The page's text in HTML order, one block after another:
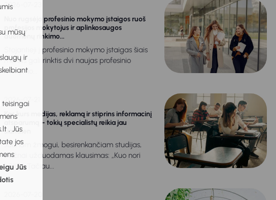
mūsų
ir
. Jūs
jos
Jūs
2026-07-23
Nuo rugsėjo profesinio mokymo įstaigos ruoš
profesijos mokytojus ir aplinkosaugos
duomenų rinkimo...
Stojantieji į profesinio mokymo įstaigas šiais
metais gali rinktis dvi naujas profesinio
mokymo...
2026-07-21
Kas kurs medijas, reklamą ir stiprins informacinį
atsparumą – tokių specialistų reikia jau
šiandien
Jaunam žmogui, besirenkančiam studijas,
dažnai užduodamas klausimas: „Kuo nori
būti?“. Tačiau...